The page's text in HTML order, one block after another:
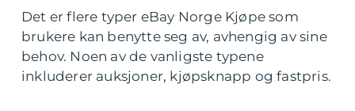
Det er flere typer eBay Norge Kjøpe som
brukere kan benytte seg av, avhengig av sine
behov. Noen av de vanligste typene
inkluderer auksjoner, kjøpsknapp og fastpris.